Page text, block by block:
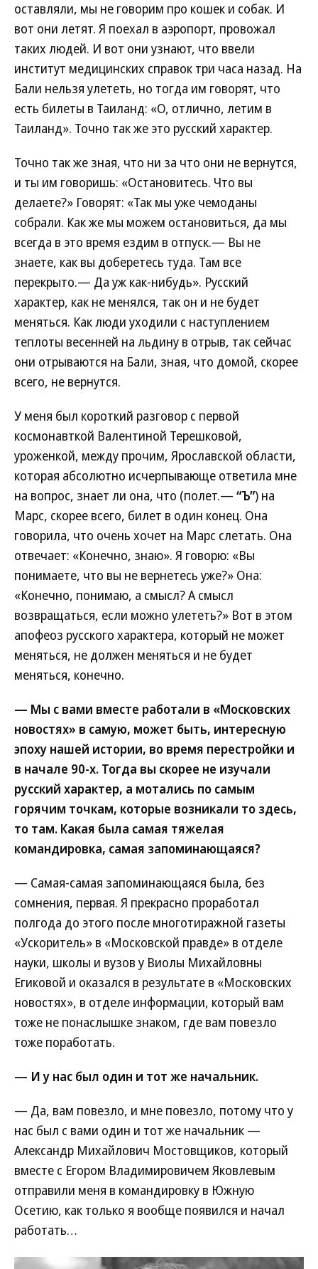
оставляли, мы не говорим про кошек и собак. И
вот они летят. Я поехал в аэропорт, провожал
таких людей. И вот они узнают, что ввели
институт медицинских справок три часа назад. На
Бали нельзя улететь, но тогда им говорят, что
есть билеты в Таиланд: «О, отлично, летим в
Таиланд». Точно так же это русский характер.
Точно так же зная, что ни за что они не вернутся,
и ты им говоришь: «Остановитесь. Что вы
делаете?» Говорят: «Так мы уже чемоданы
собрали. Как же мы можем остановиться, да мы
всегда в это время ездим в отпуск.— Вы не
знаете, как вы доберетесь туда. Там все
перекрыто.— Да уж как-нибудь». Русский
характер, как не менялся, так он и не будет
меняться. Как люди уходили с наступлением
теплоты весенней на льдину в отрыв, так сейчас
они отрываются на Бали, зная, что домой, скорее
всего, не вернутся.
У меня был короткий разговор с первой
космонавткой Валентиной Терешковой,
уроженкой, между прочим, Ярославской области,
которая абсолютно исчерпывающе ответила мне
на вопрос, знает ли она, что (полет.— “Ъ”) на
Марс, скорее всего, билет в один конец. Она
говорила, что очень хочет на Марс слетать. Она
отвечает: «Конечно, знаю». Я говорю: «Вы
понимаете, что вы не вернетесь уже?» Она:
«Конечно, понимаю, а смысл? А смысл
возвращаться, если можно улететь?» Вот в этом
апофеоз русского характера, который не может
меняться, не должен меняться и не будет
меняться, конечно.
— Мы с вами вместе работали в «Московских
новостях» в самую, может быть, интересную
эпоху нашей истории, во время перестройки и
в начале 90-х. Тогда вы скорее не изучали
русский характер, а мотались по самым
горячим точкам, которые возникали то здесь,
то там. Какая была самая тяжелая
командировка, самая запоминающаяся?
— Самая-самая запоминающаяся была, без
сомнения, первая. Я прекрасно проработал
полгода до этого после многотиражной газеты
«Ускоритель» в «Московской правде» в отделе
науки, школы и вузов у Виолы Михайловны
Егиковой и оказался в результате в «Московских
новостях», в отделе информации, который вам
тоже не понаслышке знаком, где вам повезло
тоже поработать.
— И у нас был один и тот же начальник.
— Да, вам повезло, и мне повезло, потому что у
нас был с вами один и тот же начальник —
Александр Михайлович Мостовщиков, который
вместе с Егором Владимировичем Яковлевым
отправили меня в командировку в Южную
Осетию, как только я вообще появился и начал
работать…